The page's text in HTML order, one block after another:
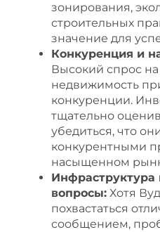
зонирования,
строительных
значение для
Конкуренция и
Высокий спрос
недвижимость
конкуренции.
тщательно
убедиться, что
конкурентными
насыщенном
Инфраструктура
вопросы: Хотя
похвастаться
сообщением,